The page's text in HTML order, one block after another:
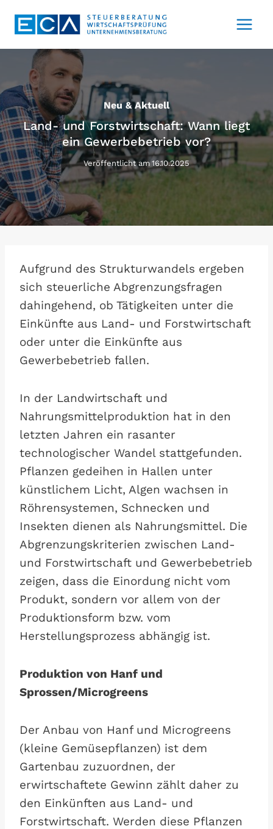
Inhalt
Neu & Aktuell
Land- und Forstwirtschaft: Wann liegt
ein Gewerbebetrieb vor?
Veröffentlicht am 16.10.2025
Aufgrund des Strukturwandels ergeben
sich steuerliche Abgrenzungsfragen
dahingehend, ob Tätigkeiten unter die
Einkünfte aus Land- und Forstwirtschaft
oder unter die Einkünfte aus
Gewerbebetrieb fallen.
In der Landwirtschaft und
Nahrungsmittelproduktion hat in den
letzten Jahren ein rasanter
technologischer Wandel stattgefunden.
Pflanzen gedeihen in Hallen unter
künstlichem Licht, Algen wachsen in
Röhrensystemen, Schnecken und
Insekten dienen als Nahrungsmittel. Die
Abgrenzungskriterien zwischen Land-
und Forstwirtschaft und Gewerbebetrieb
zeigen, dass die Einordung nicht vom
Produkt, sondern vor allem von der
Produktionsform bzw. vom
Herstellungsprozess abhängig ist.
Produktion von Hanf und
Sprossen/Microgreens
Der Anbau von Hanf und Microgreens
(kleine Gemüsepflanzen) ist dem
Gartenbau zuzuordnen, der
erwirtschaftete Gewinn zählt daher zu
den Einkünften aus Land- und
Forstwirtschaft. Werden diese Pflanzen